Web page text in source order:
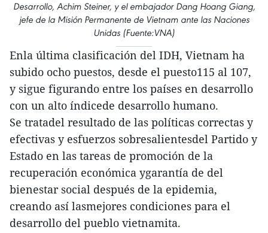
Desarrollo, Achim Steiner, y el embajador Dang Hoang Giang,
jefe de la Misión Permanente de Vietnam ante las Naciones
Unidas (Fuente:VNA)
Enla última clasificación del IDH, Vietnam ha
subido ocho puestos, desde el puesto115 al 107,
y sigue figurando entre los países en desarrollo
con un alto índicede desarrollo humano.
Se tratadel resultado de las políticas correctas y
efectivas y esfuerzos sobresalientesdel Partido y
Estado en las tareas de promoción de la
recuperación económica ygarantía de del
bienestar social después de la epidemia,
creando así lasmejores condiciones para el
desarrollo del pueblo vietnamita.